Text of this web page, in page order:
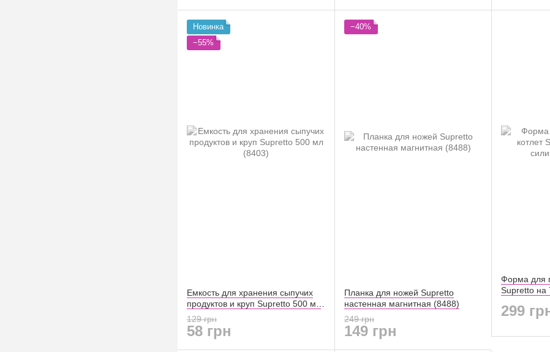
Новинка
−55%
Емкость для хранения сыпучих
продуктов и круп Supretto 500 мл
(8403)
129 грн
58 грн
−40%
Планка для ножей Supretto
настенная магнитная (8488)
249 грн
149 грн
Форма для
Supretto на
299